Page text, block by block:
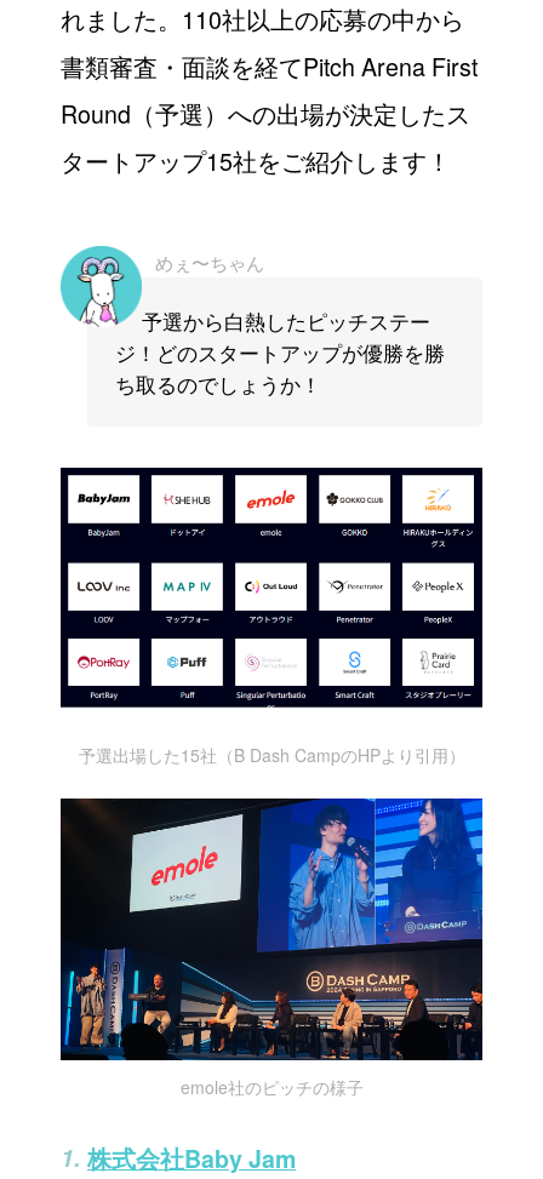
れました。110社以上の応募の中から
書類審査・面談を経てPitch Arena First
Round（予選）への出場が決定したス
タートアップ15社をご紹介します！
めぇ〜ちゃん
予選から白熱したピッチステー
ジ！どのスタートアップが優勝を勝
ち取るのでしょうか！
予選出場した15社（B Dash CampのHPより引用）
emole社のピッチの様子
株式会社Baby Jam